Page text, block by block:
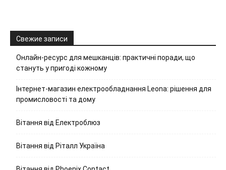
Свежие записи
Онлайн-ресурс для мешканців: практичні поради, що
стануть у пригоді кожному
Інтернет-магазин електрообладнання Leona: рішення для
промисловості та дому
Вітання від Електроблюз
Вітання від Ріталл Україна